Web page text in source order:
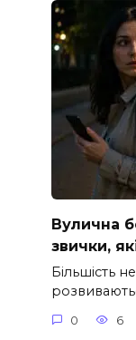
Вулична
звички,
Більшість
0 6